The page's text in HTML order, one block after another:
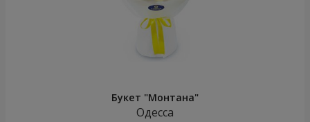
Букет "Монтана"
Одесса